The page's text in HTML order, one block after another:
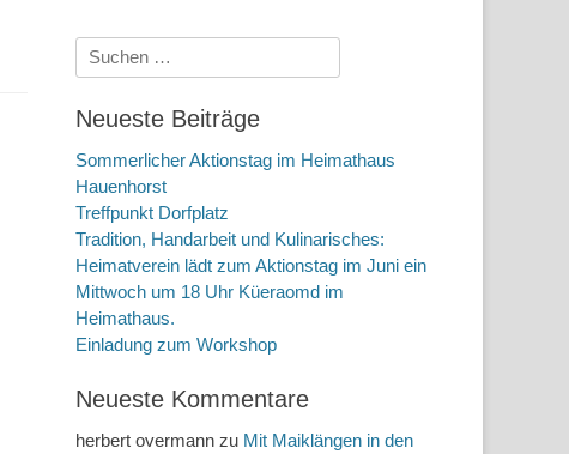
Suchen
nach:
Neueste Beiträge
Sommerlicher Aktionstag im Heimathaus
Hauenhorst
Treffpunkt Dorfplatz
Tradition, Handarbeit und Kulinarisches:
Heimatverein lädt zum Aktionstag im Juni ein
Mittwoch um 18 Uhr Küeraomd im
Heimathaus.
Einladung zum Workshop
Neueste Kommentare
herbert overmann zu Mit Maiklängen in den